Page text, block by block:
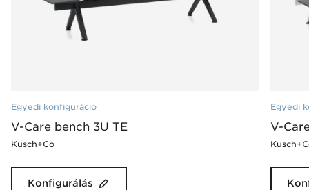
Egyedi konfiguráció
V-Care bench 3U TE
Kusch+Co
Konfigurálás
Egyedi
V-